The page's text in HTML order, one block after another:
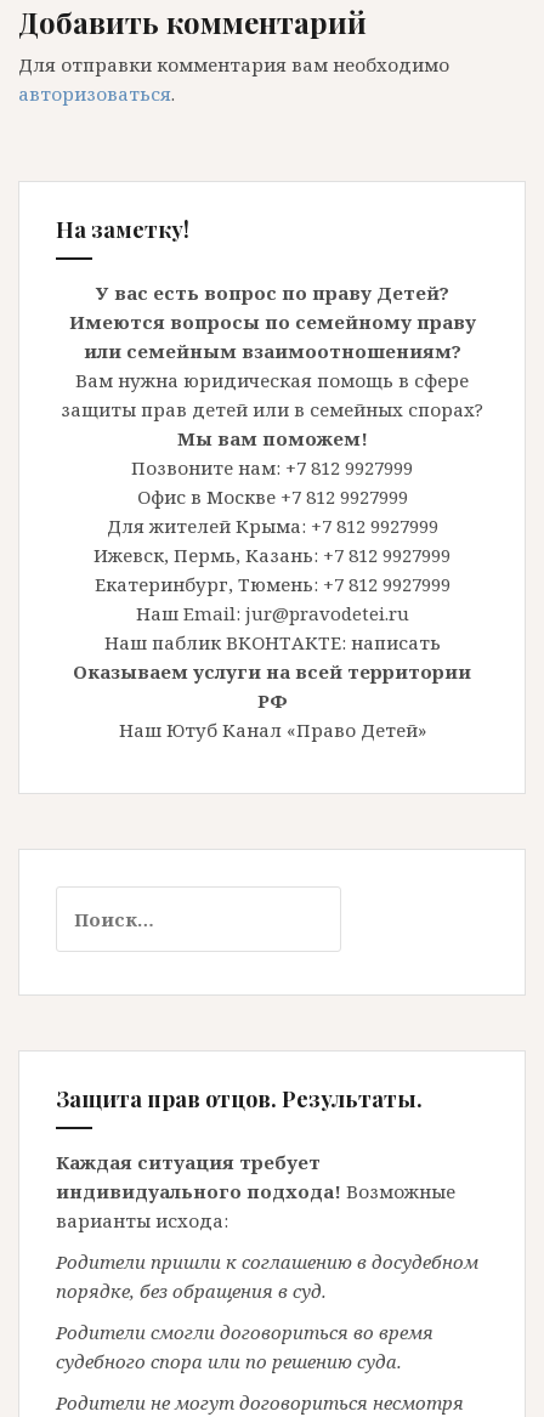
Добавить комментарий
Для отправки комментария вам необходимо
авторизоваться.
На заметку!
У вас есть вопрос по праву Детей?
Имеются вопросы по семейному праву
или семейным взаимоотношениям?
Вам нужна юридическая помощь в сфере
защиты прав детей или в семейных спорах?
Мы вам поможем!
Позвоните нам: +7 812 9927999
Офис в Москве +7 812 9927999
Для жителей Крыма: +7 812 9927999
Ижевск, Пермь, Казань: +7 812 9927999
Екатеринбург, Тюмень: +7 812 9927999
Наш Email: jur@pravodetei.ru
Наш паблик ВКОНТАКТЕ: написать
Оказываем услуги на всей территории
РФ
Наш Ютуб Канал «Право Детей»
Защита прав отцов. Результаты.
Каждая ситуация требует
индивидуального подхода! Возможные
варианты исхода:
Родители пришли к соглашению в досудебном
порядке, без обращения в суд.
Родители смогли договориться во время
судебного спора или по решению суда.
Родители не могут договориться несмотря